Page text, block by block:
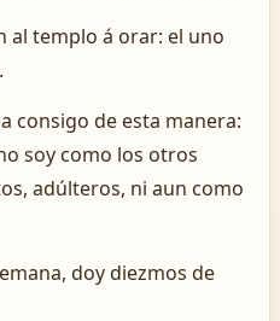
al templo á orar: el uno
consigo de esta manera:
soy como los otros
adúlteros, ni aun como
doy diezmos de